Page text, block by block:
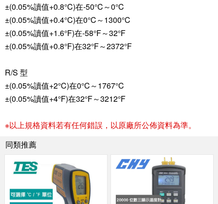
±(0.05%讀值+0.8°C)在-50°C～0°C
±(0.05%讀值+0.4°C)在0°C～1300°C
±(0.05%讀值+1.6°F)在-58°F～32°F
±(0.05%讀值+0.8°F)在32°F～2372°F
R/S 型
±(0.05%讀值+2°C)在0°C～1767°C
±(0.05%讀值+4°F)在32°F～3212°F
※以上規格資料若有任何錯誤，以原廠所公佈資料為準。
同類推薦